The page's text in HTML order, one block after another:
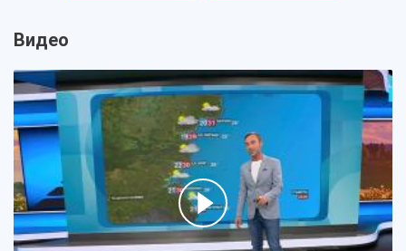
Видео